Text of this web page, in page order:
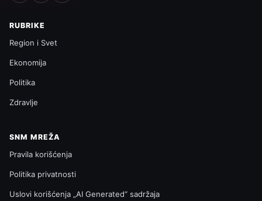
RUBRIKE
Region i Svet
Ekonomija
Politika
Zdravlje
SNM MREŽA
Pravila korišćenja
Politika privatnosti
Uslovi korišćenja „AI Generated“ sadržaja